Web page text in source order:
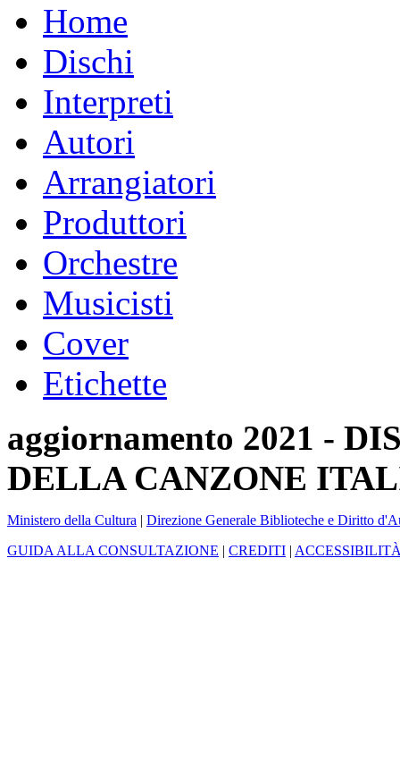
Home
Dischi
Interpreti
Autori
Arrangiatori
Produttori
Orchestre
Musicisti
Cover
Etichette
aggiornamento 2021 -
DELLA CANZONE
Ministero della Cultura | Direzione Generale Biblioteche e Diritto
GUIDA ALLA CONSULTAZIONE | CREDITI |